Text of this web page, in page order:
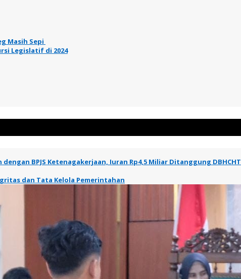
Masih Sepi
Legislatif di 2024
BPJS Ketenagakerjaan, Iuran Rp4,5 Miliar Ditanggung DBHCHT
dan Tata Kelola Pemerintahan